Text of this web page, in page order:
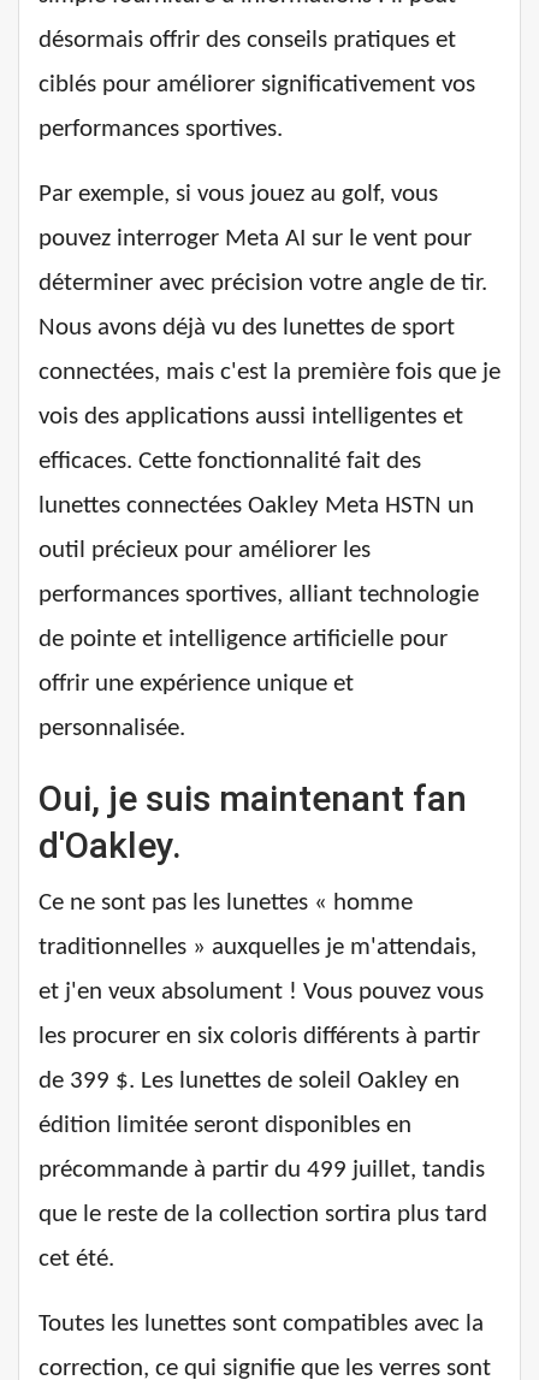
désormais offrir des conseils pratiques et
ciblés pour améliorer significativement vos
performances sportives.
Par exemple, si vous jouez au golf, vous
pouvez interroger Meta AI sur le vent pour
déterminer avec précision votre angle de tir.
Nous avons déjà vu des lunettes de sport
connectées, mais c'est la première fois que je
vois des applications aussi intelligentes et
efficaces. Cette fonctionnalité fait des
lunettes connectées Oakley Meta HSTN un
outil précieux pour améliorer les
performances sportives, alliant technologie
de pointe et intelligence artificielle pour
offrir une expérience unique et
personnalisée.
Oui, je suis maintenant fan
d'Oakley.
Ce ne sont pas les lunettes « homme
traditionnelles » auxquelles je m'attendais,
et j'en veux absolument ! Vous pouvez vous
les procurer en six coloris différents à partir
de 399 $. Les lunettes de soleil Oakley en
édition limitée seront disponibles en
précommande à partir du 499 juillet, tandis
que le reste de la collection sortira plus tard
cet été.
Toutes les lunettes sont compatibles avec la
correction, ce qui signifie que les verres sont